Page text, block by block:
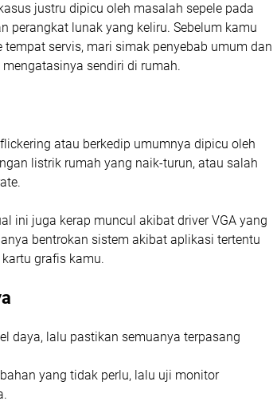
justru dipicu oleh masalah sepele pada
perangkat lunak yang keliru. Sebelum kamu
servis, mari simak penyebab umum dan
sendiri di rumah.
atau berkedip umumnya dipicu oleh
listrik rumah yang naik-turun, atau salah
ini juga kerap muncul akibat driver VGA yang
bentrokan sistem akibat aplikasi tertentu
grafis kamu.
daya, lalu pastikan semuanya terpasang
yang tidak perlu, lalu uji monitor